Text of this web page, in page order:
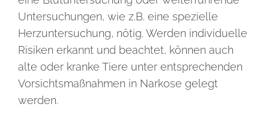
Untersuchungen, wie z.B. eine spezielle
Herzuntersuchung, nötig. Werden individuelle
Risiken erkannt und beachtet, können auch
alte oder kranke Tiere unter entsprechenden
Vorsichtsmaßnahmen in Narkose gelegt
werden.